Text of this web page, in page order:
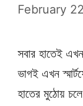
February
সবার হাতেই
ভাগই এখন
হাতের মুঠোয়